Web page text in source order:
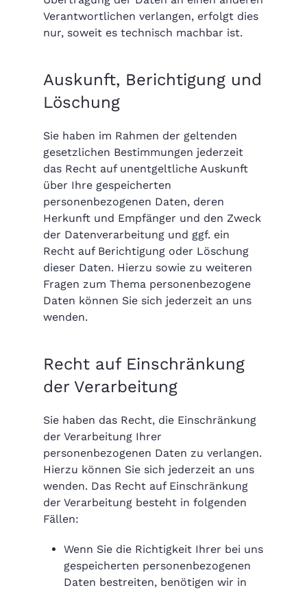
Verantwortlichen verlangen, erfolgt dies
nur, soweit es technisch machbar ist.
Auskunft, Berichtigung und
Löschung
Sie haben im Rahmen der geltenden
gesetzlichen Bestimmungen jederzeit
das Recht auf unentgeltliche Auskunft
über Ihre gespeicherten
personenbezogenen Daten, deren
Herkunft und Empfänger und den Zweck
der Datenverarbeitung und ggf. ein
Recht auf Berichtigung oder Löschung
dieser Daten. Hierzu sowie zu weiteren
Fragen zum Thema personenbezogene
Daten können Sie sich jederzeit an uns
wenden.
Recht auf Einschränkung
der Verarbeitung
Sie haben das Recht, die Einschränkung
der Verarbeitung Ihrer
personenbezogenen Daten zu verlangen.
Hierzu können Sie sich jederzeit an uns
wenden. Das Recht auf Einschränkung
der Verarbeitung besteht in folgenden
Fällen:
Wenn Sie die Richtigkeit Ihrer bei uns
gespeicherten personenbezogenen
Daten bestreiten, benötigen wir in